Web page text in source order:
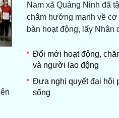
Nam xã Quảng Ninh đã
châm hướng mạnh về
bàn hoạt động, lấy Nhân
Đổi mới hoạt động,
và người lao động
Đưa nghị quyết đại hội
sống